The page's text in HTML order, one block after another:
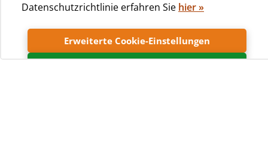
Čikat und ist der erste Aquapark auf einer kroatischen
ÖFFNUNGSZEITEN: 10 - 20
Datenschutzrichtlinie erfahren Sie hier»
Erweiterte Cookie-Einstellungen